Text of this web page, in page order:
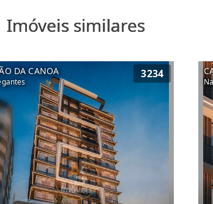
Imóveis similares
DA CANOA 3234